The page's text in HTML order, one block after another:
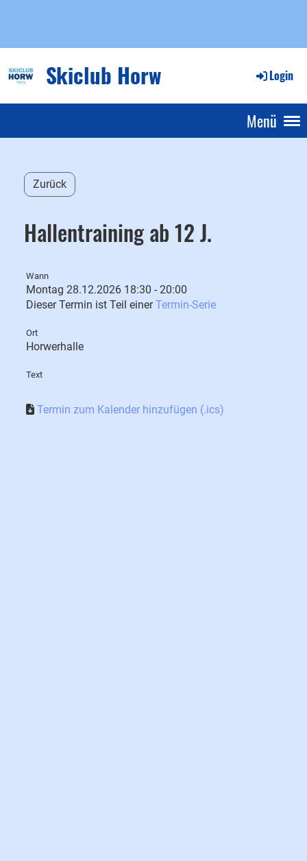
Skiclub Horw Login
Menü
Zurück
Hallentraining ab 12 J.
Wann
Montag 28.12.2026 18:30 - 20:00
Dieser Termin ist Teil einerTermin-Serie
Ort
Horwerhalle
Text
Termin zum Kalender hinzufügen (.ics)